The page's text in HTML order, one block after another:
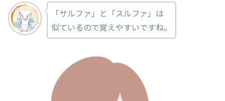
「サルファ」と「スルファ」は
似ているので覚えやすいですね。